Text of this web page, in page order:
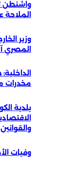
واشنطن
الملاحة
وزير
المصري
مخدرات
بلدية
والقوانين
وفيات الأحد 9-8-